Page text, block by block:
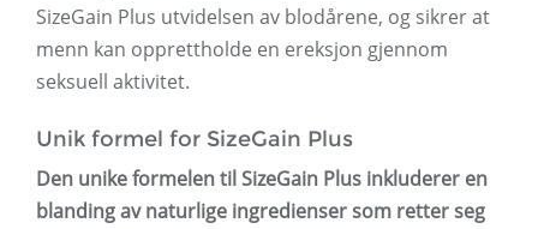
SizeGain Plus utvidelsen av blodårene, og sikrer at
menn kan opprettholde en ereksjon gjennom
seksuell aktivitet.
Unik formel for SizeGain Plus
Den unike formelen til SizeGain Plus inkluderer en
blanding av naturlige ingredienser som retter seg